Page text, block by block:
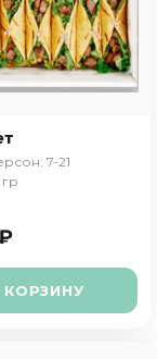
7-21
КОРЗИНУ